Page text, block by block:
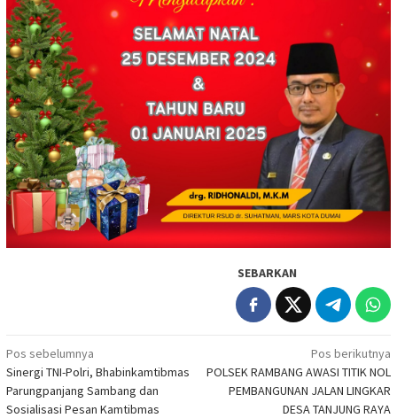
SEBARKAN
Navigasi
pos
Pos sebelumnya
Sinergi TNI-Polri, Bhabinkamtibmas
Parungpanjang Sambang dan
Sosialisasi Pesan Kamtibmas
Pos berikutnya
POLSEK RAMBANG AWASI TITIK NOL
PEMBANGUNAN JALAN LINGKAR
DESA TANJUNG RAYA